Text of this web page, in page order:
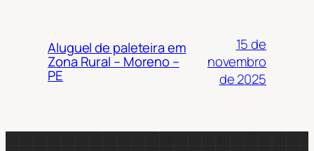
Aluguel de paleteira em
Zona Rural – Moreno –
PE
15 de
novembro
de 2025